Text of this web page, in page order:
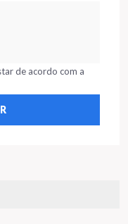
de acordo com a